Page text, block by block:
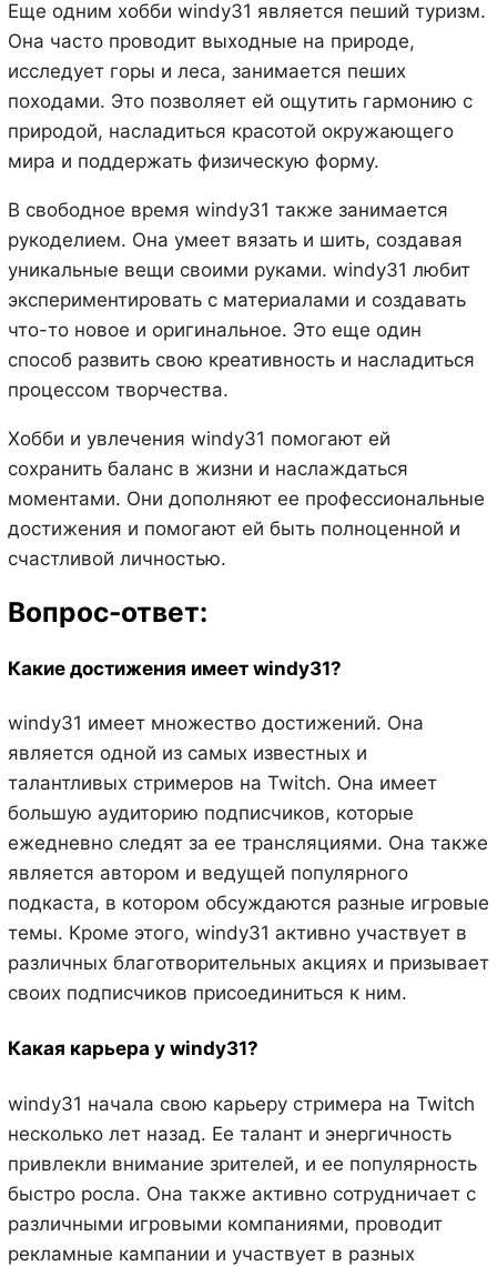
Еще одним хобби windy31 является пеший туризм.
Она часто проводит выходные на природе,
исследует горы и леса, занимается пеших
походами. Это позволяет ей ощутить гармонию с
природой, насладиться красотой окружающего
мира и поддержать физическую форму.
В свободное время windy31 также занимается
рукоделием. Она умеет вязать и шить, создавая
уникальные вещи своими руками. windy31 любит
экспериментировать с материалами и создавать
что-то новое и оригинальное. Это еще один
способ развить свою креативность и насладиться
процессом творчества.
Хобби и увлечения windy31 помогают ей
сохранить баланс в жизни и наслаждаться
моментами. Они дополняют ее профессиональные
достижения и помогают ей быть полноценной и
счастливой личностью.
Вопрос-ответ:
Какие достижения имеет windy31?
windy31 имеет множество достижений. Она
является одной из самых известных и
талантливых стримеров на Twitch. Она имеет
большую аудиторию подписчиков, которые
ежедневно следят за ее трансляциями. Она также
является автором и ведущей популярного
подкаста, в котором обсуждаются разные игровые
темы. Кроме этого, windy31 активно участвует в
различных благотворительных акциях и призывает
своих подписчиков присоединиться к ним.
Какая карьера у windy31?
windy31 начала свою карьеру стримера на Twitch
несколько лет назад. Ее талант и энергичность
привлекли внимание зрителей, и ее популярность
быстро росла. Она также активно сотрудничает с
различными игровыми компаниями, проводит
рекламные кампании и участвует в разных